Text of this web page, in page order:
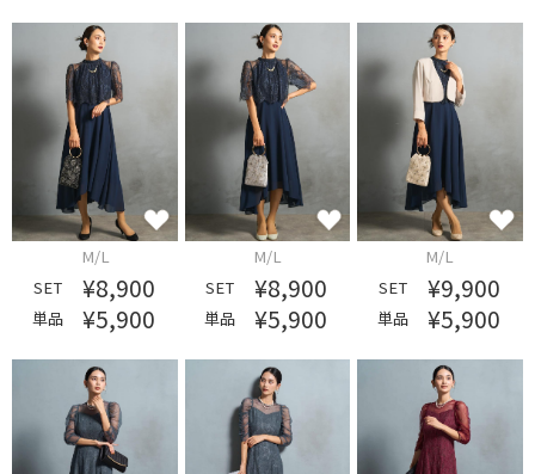
M/L
SET
¥8,900
単品 ¥5,900
M/L
SET
¥8,900
単品 ¥5,900
M/L
SET
¥9,900
単品 ¥5,900